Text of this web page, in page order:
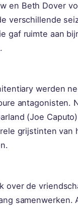
en Beth Dover
verschillende
gaf ruimte aan
werden
antagonisten.
(Joe
grijstinten van
over de
samenwerken.